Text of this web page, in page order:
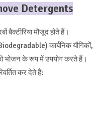
Detergents
मौजूद होते हैं।
कार्बनिक यौगिकों,
भोजन के रूप में उपयोग करते हैं।
कर देते हैं: